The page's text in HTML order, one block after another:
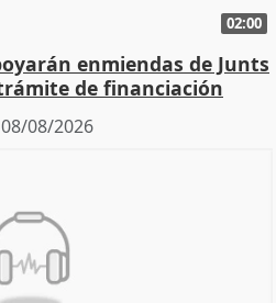
02:00
enmiendas de Junts
de financiación
08/08/2026